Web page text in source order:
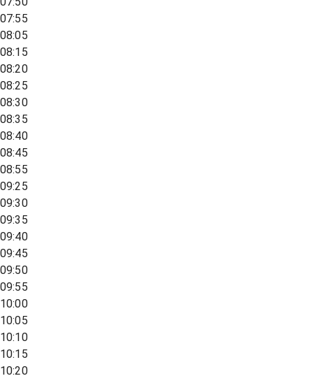
07:55
08:05
08:15
08:20
08:25
08:30
08:35
08:40
08:45
08:55
09:25
09:30
09:35
09:40
09:45
09:50
09:55
10:00
10:05
10:10
10:15
10:20